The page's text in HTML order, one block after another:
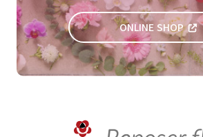
ONLINE SHOP